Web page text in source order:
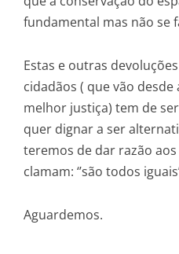
fundamental mas não se
Estas e outras
cidadãos ( que vão desde
melhor justiça) tem de
quer dignar a ser
teremos de dar razão
clamam: ‘’são todos
Aguardemos.